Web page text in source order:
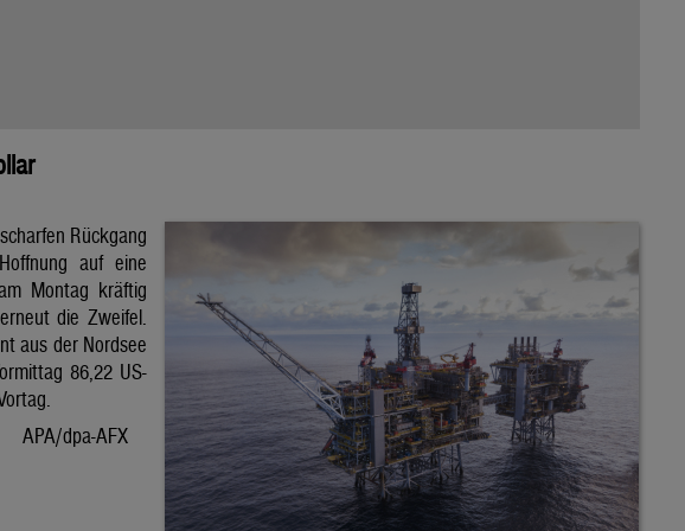
Rückgang
auf eine
Montag kräftig
die Zweifel.
aus der Nordsee
86,22 US-
APA/dpa-AFX